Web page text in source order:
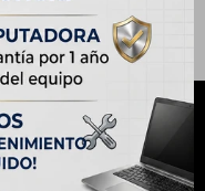
novedades!